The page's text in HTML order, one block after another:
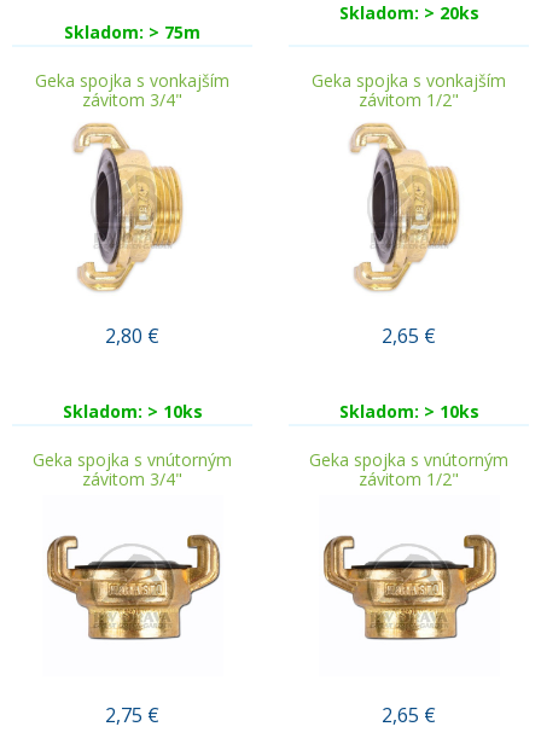
Skladom: > 75m
Skladom: > 20ks
Geka spojka s vonkajším
závitom 3/4"
2,80 €
Skladom: > 10ks
Geka spojka s vonkajším
závitom 1/2"
2,65 €
Skladom: > 10ks
Geka spojka s vnútorným
závitom 3/4"
2,75 €
Geka spojka s vnútorným
závitom 1/2"
2,65 €